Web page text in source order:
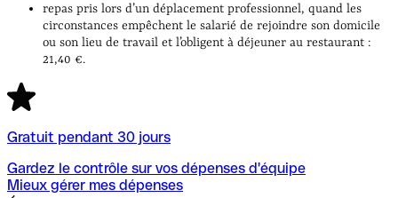
repas pris lors d’un déplacement professionnel, quand les
circonstances empêchent le salarié de rejoindre son domicile
ou son lieu de travail et l’obligent à déjeuner au restaurant :
21,40 €.
Gratuit pendant 30 jours
Gardez le contrôle sur vos dépenses d'équipe
Mieux gérer mes dépenses